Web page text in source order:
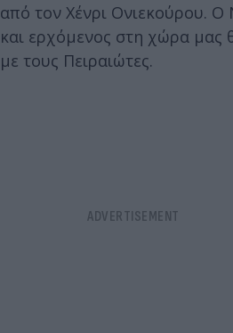
από τον Χένρι Ονιεκούρου. Ο
και ερχόμενος στη χώρα μας
με τους Πειραιώτες.